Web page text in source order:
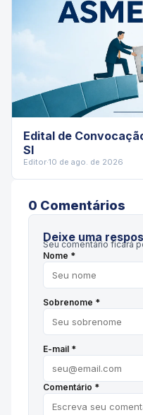
Edital de
SI
Editor·10 de ago. de 2026
0 Comentários
Deixe uma
Seu comentário ficará
Nome *
Sobrenome *
E-mail *
Comentário *